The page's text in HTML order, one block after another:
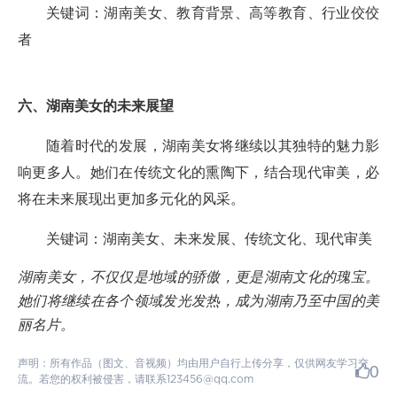
关键词：湖南美女、教育背景、高等教育、行业佼佼
者
六、湖南美女的未来展望
随着时代的发展，湖南美女将继续以其独特的魅力影
响更多人。她们在传统文化的熏陶下，结合现代审美，必
将在未来展现出更加多元化的风采。
关键词：湖南美女、未来发展、传统文化、现代审美
湖南美女，不仅仅是地域的骄傲，更是湖南文化的瑰宝。
她们将继续在各个领域发光发热，成为湖南乃至中国的美
丽名片。
声明：所有作品（图文、音视频）均由用户自行上传分享，仅供网友学习交
流。若您的权利被侵害，请联系123456@qq.com
0